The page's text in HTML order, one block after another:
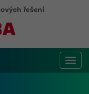
řešení